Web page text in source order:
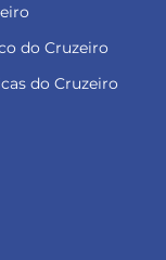
do Cruzeiro
do Cruzeiro